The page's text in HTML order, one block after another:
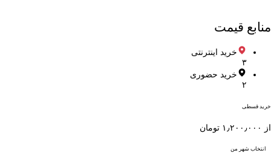
منابع قیمت
خرید اینترنتی
۳
خرید حضوری
۲
خرید قسطی
از ۱٫۲۰۰٫۰۰۰ تومان
انتخاب شهر من